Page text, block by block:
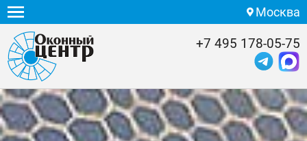
Москва
+7 495 178-05-75